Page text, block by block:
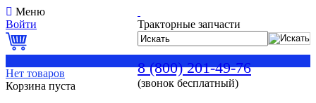
Тракторные запчасти
8 (800) 201-49-76
(звонок бесплатный)
Меню
Войти
Нет товаров
Корзина пуста